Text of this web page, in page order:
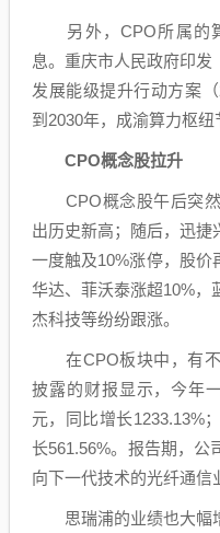
另外，CPO所属的
息。重庆市人民政府印发
发展能级提升行动方案
到2030年，成渝算力枢纽
CPO概念股拉升
CPO概念股午后突然
出历史新高；随后，迅捷
一度触及10%涨停，股价
华达、菲沃泰涨超10%，
杰科技等纷纷跟涨。
在CPO板块中，有不
披露的财报显示，今年
元，同比增长1233.13%
长561.56%。报告期，公
向下一代技术的光纤通信
思瑞浦的业绩也大幅